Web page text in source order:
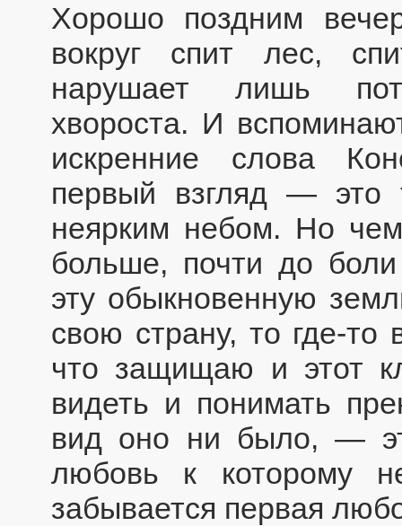
Хорошо поздним
вокруг спит лес,
нарушает лишь
хвороста. И
искренние слова
первый взгляд — это
неярким небом. Но
больше, почти до
эту обыкновенную
свою страну, то где-то
что защищаю и этот
видеть и понимать
вид оно ни было, —
любовь к которому
забывается первая